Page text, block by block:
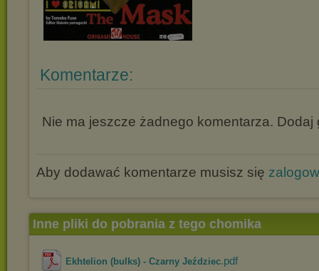
Komentarze:
Nie ma jeszcze żadnego komentarza. Dodaj
Aby dodawać komentarze musisz się
Inne pliki do pobrania z tego chomika
Ekhtelion (bulks) - Czarny Jeździec.pdf